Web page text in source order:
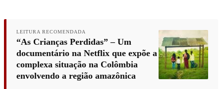
LEITURA RECOMENDADA
“As Crianças Perdidas” – Um
documentário na Netflix que expõe a
complexa situação na Colômbia
envolvendo a região amazônica